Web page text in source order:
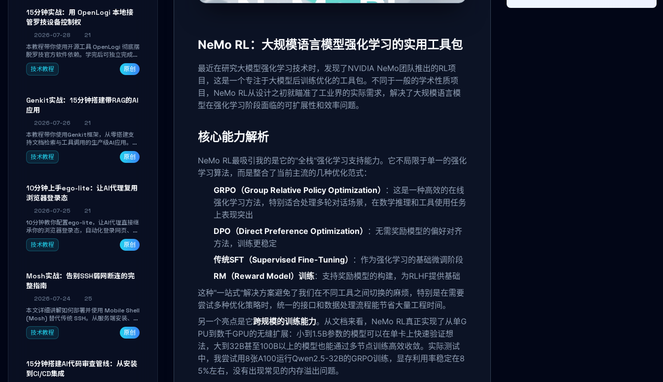
15分钟实战：用 OpenLogi 本地接
管罗技设备控制权
2026-07-28
21
本教程带你使用开源工具 OpenLogi 彻底摆
脱罗技官方软件依赖。学完后可独立完成设
备识别、按键重映射、DPI曲线配置与
SmartShift调节，实现完全离线控制，保
技术教程 原创
Genkit实战：15分钟搭建带RAG的AI
应用
2026-07-26
21
本教程带你使用Genkit框架，从零搭建支
持文档检索与工具调用的生产级AI应用。通
过环境配置、核心代码编写与调试避坑指
南，学完即可掌握多模型切换、RAG管道构
技术教程 原创
10分钟上手ego-lite：让AI代理复用
浏览器登录态
2026-07-25
21
10分钟教你配置ego-lite，让AI代理直接继
承你的浏览器登录态，自动化登录网页、抓
取数据，无需分享密码，多任务并行不干扰
日常使用。
技术教程 原创
Mosh实战：告别SSH弱网断连的完
整指南
2026-07-24
25
本文详细讲解如何部署并使用 Mobile Shell
(Mosh) 替代传统 SSH。从服务端安装、防
火墙放行到多平台客户端连接，手把手带你
掌握本地回显、连接漫游与断线自动恢复等
技术教程 原创
15分钟搭建AI代码审查管线：从安装
到CI/CD集成
NeMo RL：大规模语言模型强化学习的实用工具包
最近在研究大模型强化学习技术时，发现了NVIDIA NeMo团队推出的RL项
目，这是一个专注于大模型后训练优化的工具包。不同于一般的学术性质项
目，NeMo RL从设计之初就瞄准了工业界的实际需求，解决了大规模语言模
型在强化学习阶段面临的可扩展性和效率问题。
核心能力解析
NeMo RL最吸引我的是它的"全栈"强化学习支持能力。它不局限于单一的强化
学习算法，而是整合了当前主流的几种优化范式：
GRPO（Group Relative Policy Optimization）
：这是一种高效的在线
强化学习方法，特别适合处理多轮对话场景，在数学推理和工具使用任务
上表现突出
DPO（Direct Preference Optimization）
：无需奖励模型的偏好对齐
方法，训练更稳定
传统SFT（Supervised Fine-Tuning）
：作为强化学习的基础微调阶段
RM（Reward Model）训练：支持奖励模型的构建，为RLHF提供基础
这种"一站式"解决方案避免了我们在不同工具之间切换的麻烦，特别是在需要
尝试多种优化策略时，统一的接口和数据处理流程能节省大量工程时间。
另一个亮点是它跨规模的训练能力。从文档来看，NeMo RL真正实现了从单G
PU到数千GPU的无缝扩展：小到1.5B参数的模型可以在单卡上快速验证想
法，大到32B甚至100B以上的模型也能通过多节点训练高效收敛。实际测试
中，我尝试用8张A100运行Qwen2.5-32B的GRPO训练，显存利用率稳定在8
5%左右，没有出现常见的内存溢出问题。